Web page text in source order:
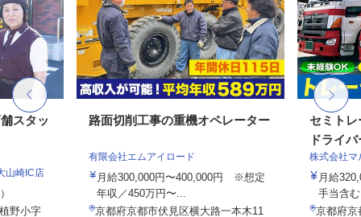
スタッ
山崎IC店
野小字
路面切削工事の重機オペレーター
有限会社エムアイロード
月給300,000円〜400,000円 ※想定
年収／450万円〜...
京都府京都市伏見区横大路一本木11
セミト
ドライバ
株式会社
月給
手当含
京都府京